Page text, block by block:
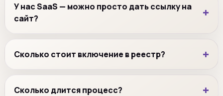
У нас SaaS — можно просто дать ссылку на
сайт?
Сколько стоит включение в реестр?
Сколько длится процесс?